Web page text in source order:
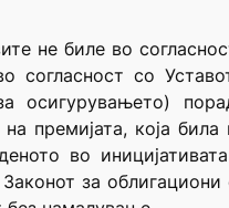
не биле во
со
осигурувањето)
премијата, која
во
за